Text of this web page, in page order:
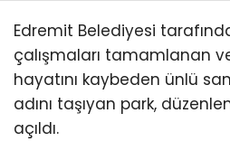
Edremit Belediyesi
çalışmaları tamamlanan
hayatını kaybeden ünlü
adını taşıyan park,
açıldı.